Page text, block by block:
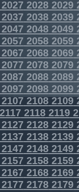
20282029
20382039
20482049
20582059
20682069
20782079
20882089
20982099
21082109
21182119
21282129
21382139
21482149
21582159
21682169
21782179